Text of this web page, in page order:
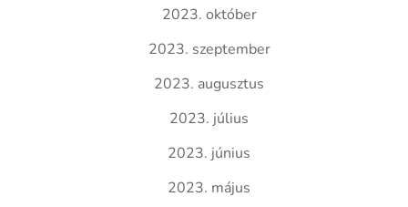
2023. október
2023. szeptember
2023. augusztus
2023. július
2023. június
2023. május